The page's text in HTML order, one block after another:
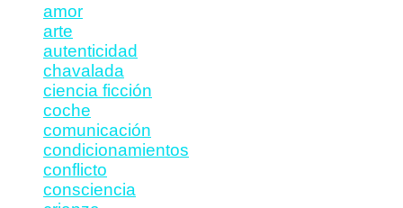
amor
arte
autenticidad
chavalada
ciencia ficción
coche
comunicación
condicionamientos
conflicto
consciencia